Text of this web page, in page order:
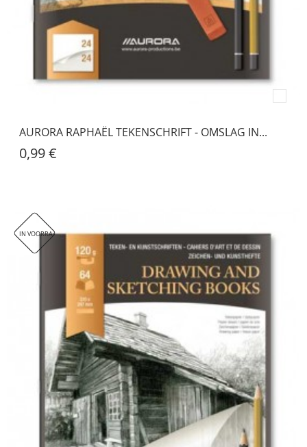
AURORA RAPHAËL TEKENSCHRIFT - OMSLAG IN...
0,99 €
IN VOORRAAD